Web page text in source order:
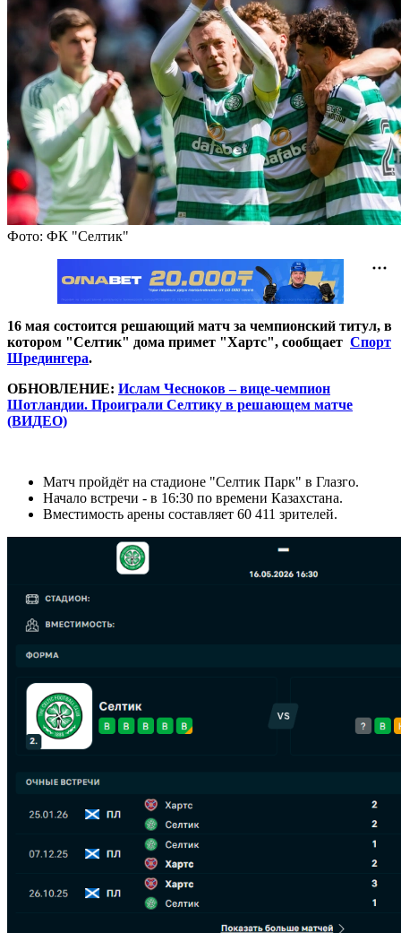
Фото: ФК "Селтик"
16 мая состоится решающий матч за чемпионский титул, в
котором "Селтик" дома примет "Хартс", сообщает Спорт
Шредингера.
ОБНОВЛЕНИЕ: Ислам Чесноков – вице-чемпион
Шотландии. Проиграли Селтику в решающем матче
(ВИДЕО)
Матч пройдёт на стадионе "Селтик Парк" в Глазго.
Начало встречи - в 16:30 по времени Казахстана.
Вместимость арены составляет 60 411 зрителей.